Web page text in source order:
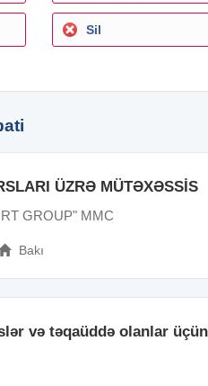
Sil
ÜZRƏ MÜTƏXƏSSİS
GROUP" MMC
Bakı
və təqaüddə olanlar